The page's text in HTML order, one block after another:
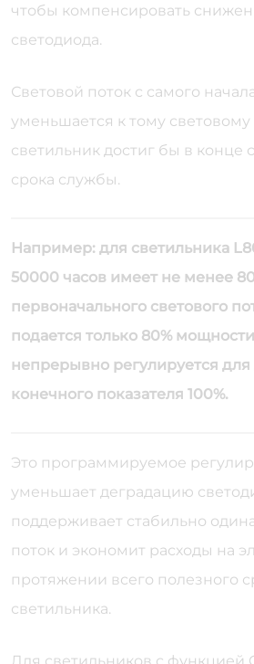
чтобы компенсировать
светодиода.
Световой поток с самого
уменьшается к тому световому
светильник достиг бы в конце
срока службы.
Например: для светильника
50000 часов имеет не менее
первоначального светового
подается только 80%
непрерывно регулируется
конечного показателя 100%.
Это программируемое
уменьшает деградацию
поддерживает стабильно
поток и экономит расходы на
протяжении всего полезного
светильника.